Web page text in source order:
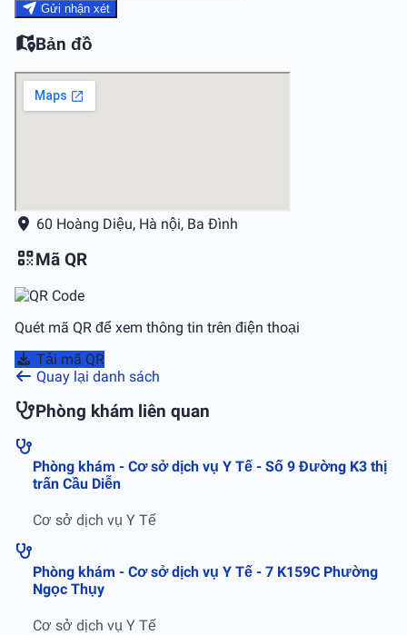
Gửi nhận xét
Bản đồ
60 Hoàng Diệu, Hà nội, Ba Ðình
Mã QR
Quét mã QR để xem thông tin trên điện thoại
Tải mã QR
Quay lại danh sách
Phòng khám liên quan
Phòng khám - Cơ sở dịch vụ Y Tế - Số 9 Ðường K3 thị
trấn Cầu Diễn
Cơ sở dịch vụ Y Tế
Phòng khám - Cơ sở dịch vụ Y Tế - 7 K159C Phường
Ngọc Thụy
Cơ sở dịch vụ Y Tế